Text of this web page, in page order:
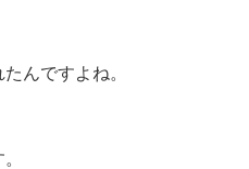
んですよね。